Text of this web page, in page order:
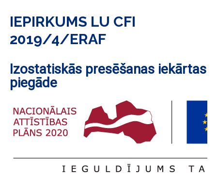
IEPIRKUMS LU CFI
2019/4/ERAF
Izostatiskās presēšanas iekārtas
piegāde